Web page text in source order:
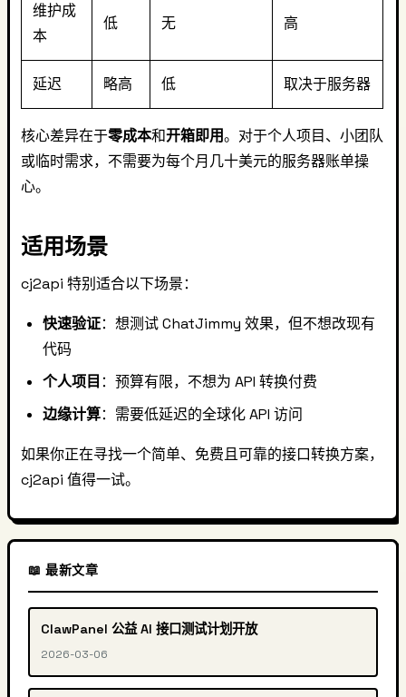
维护成
本
低 无 高
延迟 略高 低 取决于服务器
核心差异在于零成本和开箱即用。对于个人项目、小团队
或临时需求，不需要为每个月几十美元的服务器账单操
心。
适用场景
cj2api 特别适合以下场景：
快速验证：想测试 ChatJimmy 效果，但不想改现有
代码
个人项目 ：预算有限，不想为 API 转换付费
边缘计算：需要低延迟的全球化 API 访问
如果你正在寻找一个简单、免费且可靠的接口转换方案，
cj2api 值得一试。
📖 最新文章
ClawPanel 公益 AI 接口测试计划开放
2026-03-06